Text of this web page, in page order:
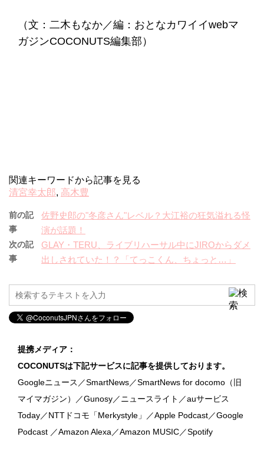
（文：二木もなか／編：おとなカワイイwebマ
ガジンCOCONUTS編集部）
関連キーワードから記事を見る
清宮幸太郎, 高木豊
前の記
事
佐野史郎の"冬彦さん"レベル？大江裕の狂気溢れる怪
演が話題！
次の記
事
GLAY・TERU、ライブリハーサル中にJIROからダメ
出しされていた！？「てっこくん、ちょっと…」
提携メディア：
COCONUTSは下記サービスに記事を提供しております。
Googleニュース／SmartNews／SmartNews for docomo（旧
マイマガジン）／Gunosy／ニュースライト／auサービス
Today／NTTドコモ「Merkystyle」／Apple Podcast／Google
Podcast ／Amazon Alexa／Amazon MUSIC／Spotify